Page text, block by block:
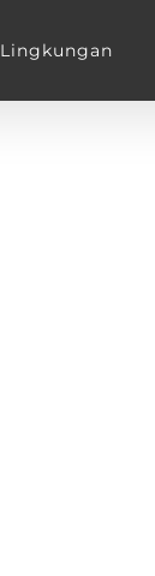
Lingkungan